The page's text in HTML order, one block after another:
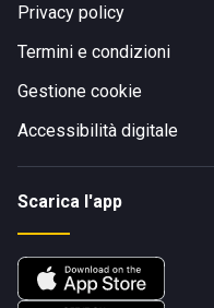
Privacy policy
Termini e condizioni
Gestione cookie
Accessibilità digitale
Scarica l'app